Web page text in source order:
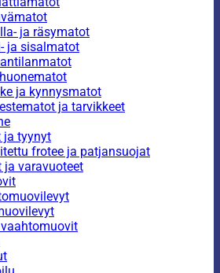
ja räsymatot
ja sisalmatot
ja kynnysmatot
ja tarvikkeet
ja tyynyt
frotee ja patjansuojat
ja varavuoteet